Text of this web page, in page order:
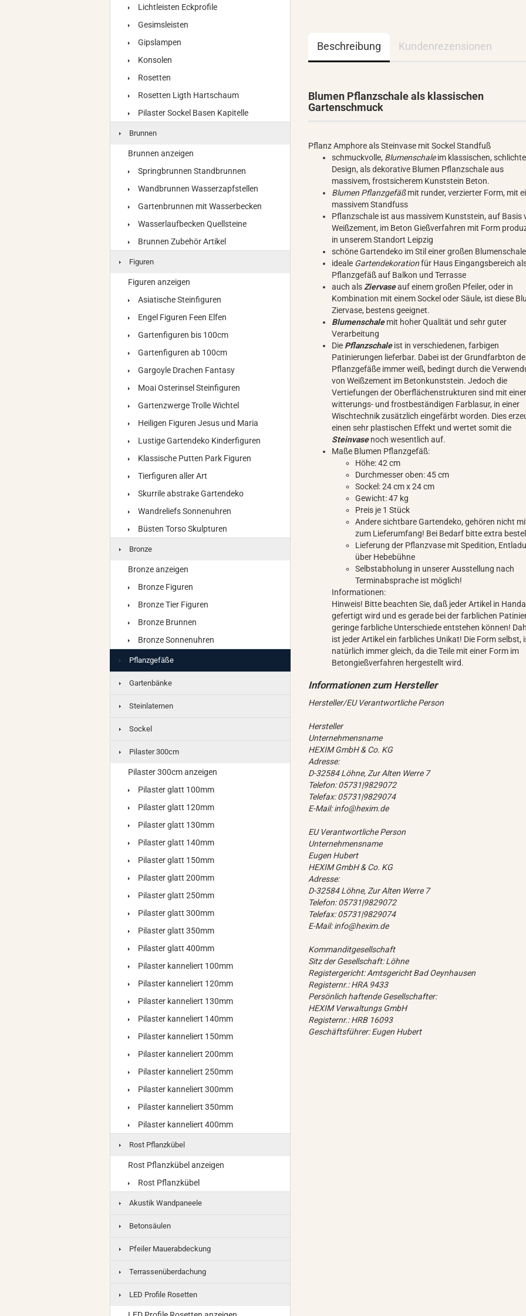
Beschreibung Kundenrezensionen
Blumen Pflanzschale als klassischen
Gartenschmuck
Pflanz Amphore als Steinvase mit Sockel Standfuß
schmuckvolle, Blumenschaleim klassischen,
Design, als dekorative Blumen Pflanzschale aus
massivem, frostsicherem Kunststein Beton.
Blumen Pflanzgefäßmit runder, verzierter Form, mit
massivem Standfuss
Pflanzschale ist aus massivem Kunststein, auf Basis
Weißzement, im Beton Gießverfahren mit Form
in unserem Standort Leipzig
schöne Gartendeko im Stil einer großen Blumenschale
ideale Gartendekorationfür Haus Eingangsbereich
Pflanzgefäß auf Balkon und Terrasse
auch als Ziervaseauf einem großen Pfeiler, oder in
Kombination mit einem Sockel oder Säule, ist diese
Ziervase, bestens geeignet.
Blumenschalemit hoher Qualität und sehr guter
Verarbeitung
Die Pflanzschaleist in verschiedenen, farbigen
Patinierungen lieferbar. Dabei ist der Grundfarbton
Pflanzgefäße immer weiß, bedingt durch die
von Weißzement im Betonkunststein. Jedoch die
Vertiefungen der Oberflächenstrukturen sind mit einer
witterungs- und frostbeständigen Farblasur, in einer
Wischtechnik zusätzlich eingefärbt worden. Dies
einen sehr plastischen Effekt und wertet somit die
Steinvasenoch wesentlich auf.
Maße Blumen Pflanzgefäß:
Höhe: 42 cm
Durchmesser oben: 45 cm
Sockel: 24 cm x 24 cm
Gewicht: 47 kg
Preis je 1 Stück
Andere sichtbare Gartendeko, gehören nicht
zum Lieferumfang! Bei Bedarf bitte extra
Lieferung der Pflanzvase mit Spedition,
über Hebebühne
Selbstabholung in unserer Ausstellung nach
Terminabsprache ist möglich!
Informationen:
Hinweis! Bitte beachten Sie, daß jeder Artikel in
gefertigt wird und es gerade bei der farblichen
geringe farbliche Unterschiede entstehen können!
ist jeder Artikel ein farbliches Unikat! Die Form selbst,
natürlich immer gleich, da die Teile mit einer Form im
Betongießverfahren hergestellt wird.
Hersteller/EU Verantwortliche Person
Hersteller
Unternehmensname
HEXIM GmbH & Co. KG
Adresse:
D-32584 Löhne, Zur Alten Werre 7
Telefon: 05731|9829072
Telefax: 05731|9829074
E-Mail: info@hexim.de
EU Verantwortliche Person
Unternehmensname
Eugen Hubert
HEXIM GmbH & Co. KG
Adresse:
D-32584 Löhne, Zur Alten Werre 7
Telefon: 05731|9829072
Telefax: 05731|9829074
E-Mail: info@hexim.de
Kommanditgesellschaft
Sitz der Gesellschaft: Löhne
Registergericht: Amtsgericht Bad Oeynhausen
Registernr.: HRA 9433
Persönlich haftende Gesellschafter:
HEXIM Verwaltungs GmbH
Registernr.: HRB 16093
Geschäftsführer: Eugen Hubert
Lichtleisten Eckprofile
Gesimsleisten
Gipslampen
Konsolen
Rosetten
Rosetten Ligth Hartschaum
Pilaster Sockel Basen Kapitelle
Brunnen
Brunnen anzeigen
Springbrunnen Standbrunnen
Wandbrunnen Wasserzapfstellen
Gartenbrunnen mit Wasserbecken
Wasserlaufbecken Quellsteine
Brunnen Zubehör Artikel
Figuren
Figuren anzeigen
Asiatische Steinfiguren
Engel Figuren Feen Elfen
Gartenfiguren bis 100cm
Gartenfiguren ab 100cm
Gargoyle Drachen Fantasy
Moai Osterinsel Steinfiguren
Gartenzwerge Trolle Wichtel
Heiligen Figuren Jesus und Maria
Lustige Gartendeko Kinderfiguren
Klassische Putten Park Figuren
Tierfiguren aller Art
Skurrile abstrake Gartendeko
Wandreliefs Sonnenuhren
Büsten Torso Skulpturen
Bronze
Bronze anzeigen
Bronze Figuren
Bronze Tier Figuren
Bronze Brunnen
Bronze Sonnenuhren
Pflanzgefäße
Gartenbänke
Steinlaternen
Sockel
Pilaster 300cm
Pilaster 300cm anzeigen
Pilaster glatt 100mm
Pilaster glatt 120mm
Pilaster glatt 130mm
Pilaster glatt 140mm
Pilaster glatt 150mm
Pilaster glatt 200mm
Pilaster glatt 250mm
Pilaster glatt 300mm
Pilaster glatt 350mm
Pilaster glatt 400mm
Pilaster kanneliert 100mm
Pilaster kanneliert 120mm
Pilaster kanneliert 130mm
Pilaster kanneliert 140mm
Pilaster kanneliert 150mm
Pilaster kanneliert 200mm
Pilaster kanneliert 250mm
Pilaster kanneliert 300mm
Pilaster kanneliert 350mm
Pilaster kanneliert 400mm
Rost Pflanzkübel
Rost Pflanzkübel anzeigen
Rost Pflanzkübel
Akustik Wandpaneele
Betonsäulen
Pfeiler Mauerabdeckung
Terrassenüberdachung
LED Profile Rosetten